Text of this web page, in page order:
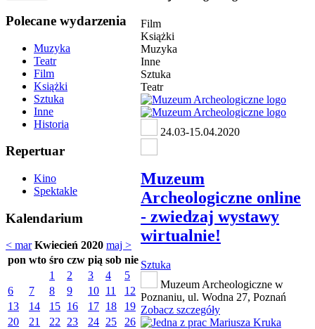
Polecane wydarzenia
Muzyka
Teatr
Film
Książki
Sztuka
Inne
Historia
Repertuar
Kino
Spektakle
Kalendarium
< mar Kwiecień 2020 maj >
pon wto śro czw pią sob nie
1
2 3 4
5
6
7 8 9 10 11
12
13
14 15 16 17 18
19
20
21 22 23 24 25
26
Film
Książki
Muzyka
Inne
Sztuka
Teatr
24.03-15.04.2020
Muzeum
Archeologiczne online
- zwiedzaj wystawy
wirtualnie!
Sztuka
Muzeum Archeologiczne w
Poznaniu, ul. Wodna 27, Poznań
Zobacz szczegóły